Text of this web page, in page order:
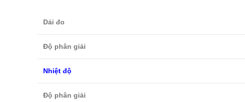
Dải đo
Độ phân giải
Nhiệt độ
Độ phân giải